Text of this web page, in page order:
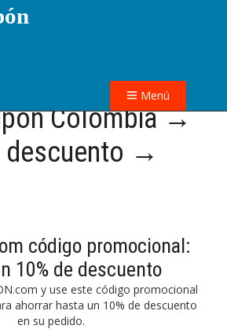
Menú
Colombia →
descuento →
código promocional:
10% de descuento
y use este código promocional
ahorrar hasta un 10% de descuento
en su pedido.